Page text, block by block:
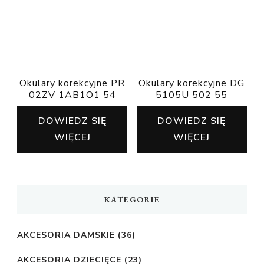
Okulary korekcyjne PR
02ZV 1AB1O1 54
DOWIEDZ SIĘ
WIĘCEJ
Okulary korekcyjne DG
5105U 502 55
DOWIEDZ SIĘ
WIĘCEJ
KATEGORIE
AKCESORIA DAMSKIE (36)
AKCESORIA DZIECIĘCE (23)